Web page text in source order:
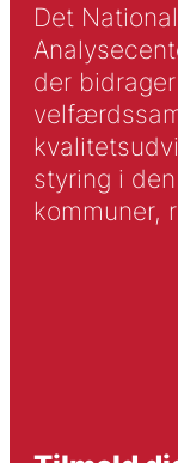
Det
der
styring i
kommuner,